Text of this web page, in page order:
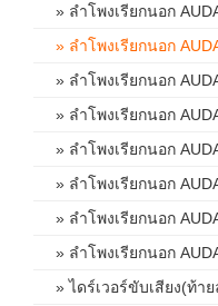
» ลำโพงเรียกนอก
» ลำโพงเรียกนอก
» ลำโพงเรียกนอก
» ลำโพงเรียกนอก
» ลำโพงเรียกนอก
» ลำโพงเรียกนอก
» ลำโพงเรียกนอก
» ลำโพงเรียกนอก
» ไดร์เวอร์ขับเสียง(ท้า